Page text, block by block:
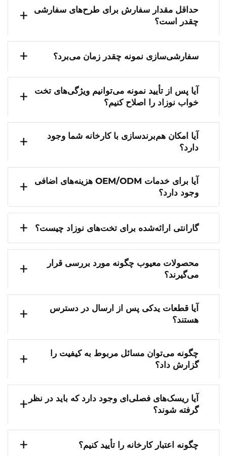
حداقل مقدار سفارش برای طرح‌های سفارشی
چقدر است؟
سفارشی‌سازی نمونه چقدر زمان می‌برد؟
آیا پس از تأیید نمونه می‌توانیم ویژگی‌های تخت
خواب نوزاد را اصلاح کنیم؟
آیا امکان هم‌برندسازی با کارخانه شما وجود
دارد؟
آیا برای خدمات OEM/ODM هزینه‌های اضافی
وجود دارد؟
گارانتی ارائه‌شده برای تخت‌های نوزاد چیست؟
محصولات معیوب چگونه مورد بررسی قرار
می‌گیرند؟
آیا قطعات یدکی پس از ارسال در دسترس
هستند؟
چگونه می‌توان مسائل مربوط به کیفیت را
گزارش داد؟
آیا ریسک‌های فصلی‌ای وجود دارد که باید در نظر
گرفته شوند؟
چگونه اعتبار کارخانه را تأیید کنیم؟